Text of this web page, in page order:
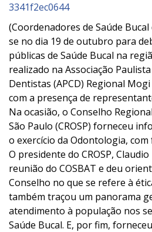
(Coordenadores de Saúde
se no dia 19 de outubro para
públicas de Saúde Bucal na
realizado na Associação
Dentistas (APCD) Regional
com a presença de
Na ocasião, o Conselho
São Paulo (CROSP) forneceu
o exercício da Odontologia,
O presidente do CROSP,
reunião do COSBAT e deu
Conselho no que se refere à
também traçou um panorama
atendimento à população nos
Saúde Bucal. E, por fim,